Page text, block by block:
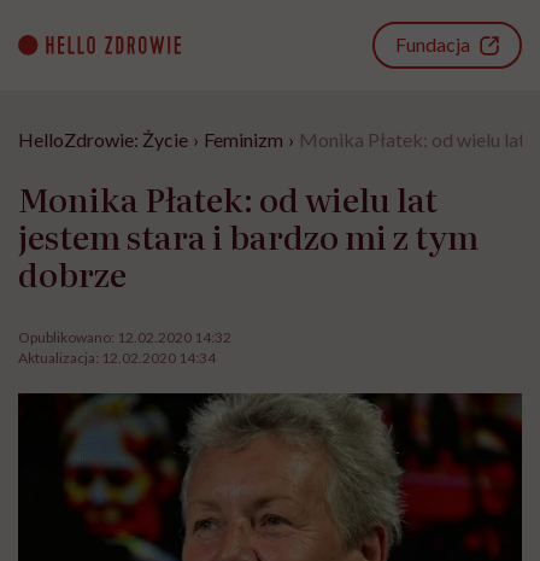
content
Fundacja
HelloZdrowie: Życie › Feminizm › Monika Płatek: od wielu lat
Monika Płatek: od wielu lat
jestem stara i bardzo mi z tym
dobrze
Opublikowano: 12.02.2020 14:32
Aktualizacja: 12.02.2020 14:34